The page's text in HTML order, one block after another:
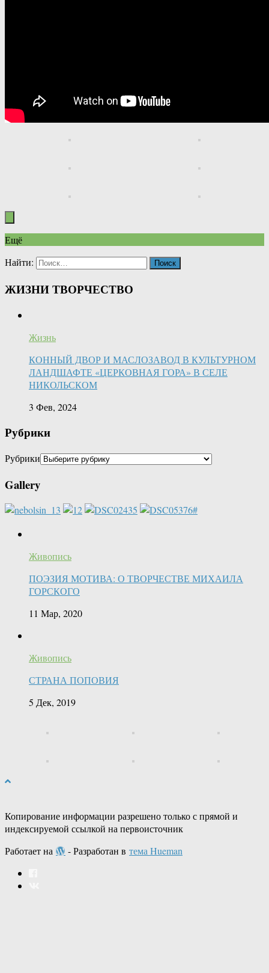
Ещё
Найти:
ЖИЗНИ ТВОРЧЕСТВО
Жизнь
КОННЫЙ ДВОР И МАСЛОЗАВОД В КУЛЬТУРНОМ
ЛАНДШАФТЕ «ЦЕРКОВНАЯ ГОРА» В СЕЛЕ
НИКОЛЬСКОМ
3 Фев, 2024
Рубрики
Рубрики
Gallery
Живопись
ПОЭЗИЯ МОТИВА: О ТВОРЧЕСТВЕ МИХАИЛА
ГОРСКОГО
11 Мар, 2020
Живопись
СТРАНА ПОПОВИЯ
5 Дек, 2019
Копирование информации разрешено только с прямой и
индексируемой ссылкой на первоисточник
Работает на
- Разработан в тема Hueman